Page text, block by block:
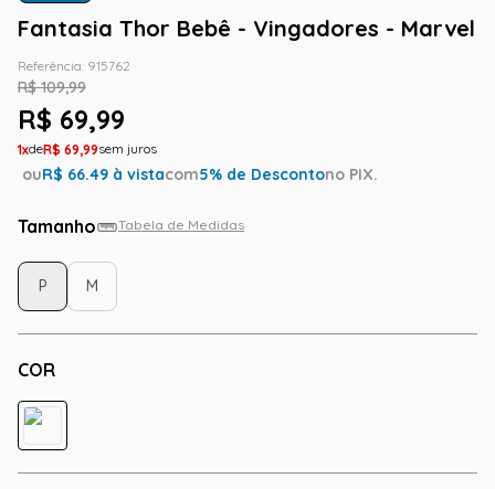
Fantasia Thor Bebê - Vingadores - Marvel
Referência: 915762
R$ 109,99
R$ 69,99
1 R$ 69,99
ouR$ 66.49 à vistacom5% de Descontono PIX.
Tamanho Tabela de Medidas
COR
P M